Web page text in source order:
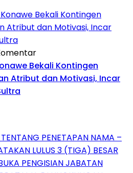
Bekali Kontingen
Atribut dan Motivasi, Incar